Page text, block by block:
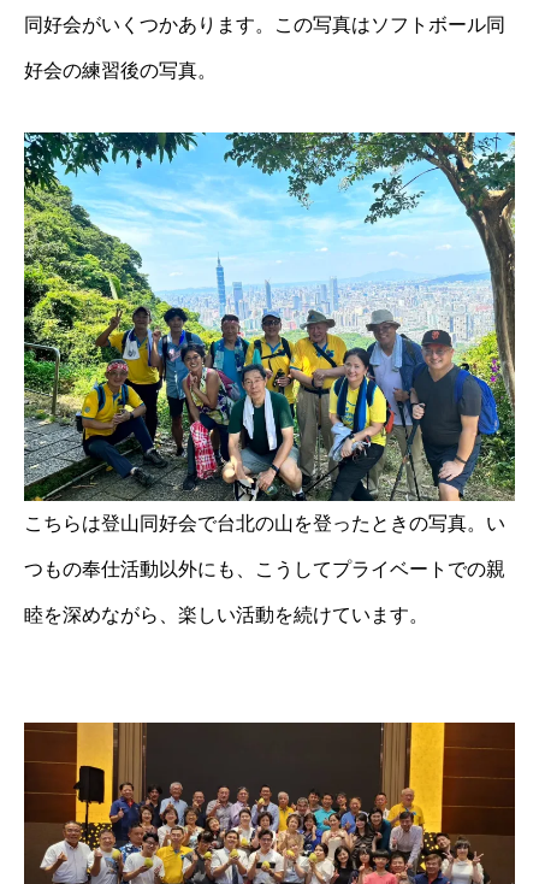
同好会がいくつかあります。この写真はソフトボール同
好会の練習後の写真。
こちらは登山同好会で台北の山を登ったときの写真。い
つもの奉仕活動以外にも、こうしてプライベートでの親
睦を深めながら、楽しい活動を続けています。